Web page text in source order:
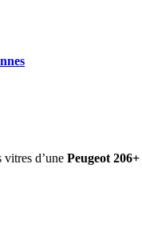
d’une Peugeot 206+